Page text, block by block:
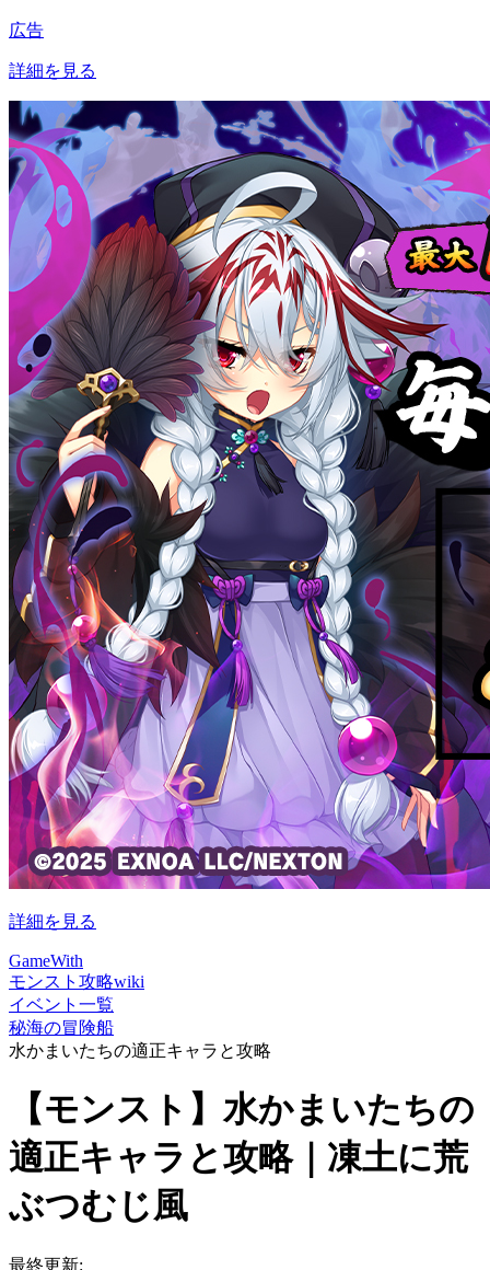
広告
詳細を見る
詳細を見る
GameWith
モンスト攻略wiki
イベント一覧
秘海の冒険船
水かまいたちの適正キャラと攻略
【モンスト】水かまいたちの
適正キャラと攻略｜凍土に荒
ぶつむじ風
最終更新: